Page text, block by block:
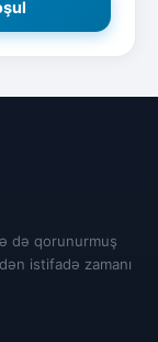
də qorunurmuş
istifadə zamanı